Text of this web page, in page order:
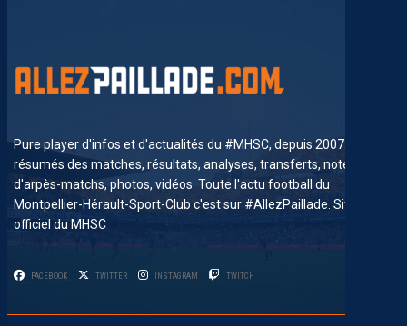
Pure player d'infos et d'actualités du #MHSC, depuis 2007. News,
résumés des matches, résultats, analyses, transferts, notes
d'arpès-matchs, photos, vidéos. Toute l'actu football du
Montpellier-Hérault-Sport-Club c'est sur #AllezPaillade. Site non-
officiel du MHSC
FACEBOOK TWITTER INSTAGRAM TWITCH